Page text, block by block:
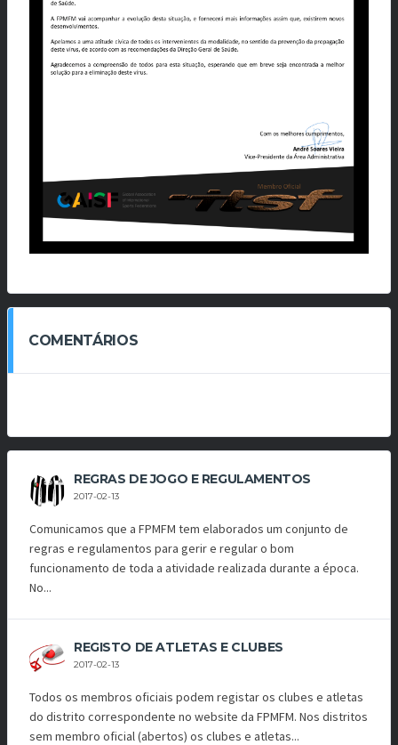
COMENTÁRIOS
REGRAS DE JOGO E REGULAMENTOS
2017-02-13
Comunicamos que a FPMFM tem elaborados um conjunto de
regras e regulamentos para gerir e regular o bom
funcionamento de toda a atividade realizada durante a época.
No...
REGISTO DE ATLETAS E CLUBES
2017-02-13
Todos os membros oficiais podem registar os clubes e atletas
do distrito correspondente no website da FPMFM. Nos distritos
sem membro oficial (abertos) os clubes e atletas...